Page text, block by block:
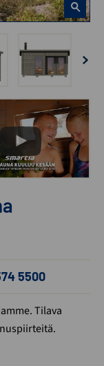
5500
Tilava